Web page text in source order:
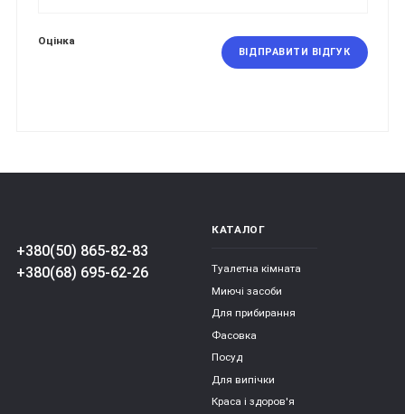
Оцінка
ВІДПРАВИТИ ВІДГУК
+380(50) 865-82-83
+380(68) 695-62-26
КАТАЛОГ
Туалетна кімната
Миючі засоби
Для прибирання
Фасовка
Посуд
Для випічки
Краса і здоров'я